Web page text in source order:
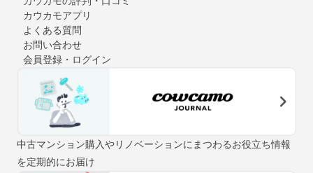
カウカモアプリ
よくある質問
お問い合わせ
会員登録・ログイン
中古マンション購入やリノベーションにまつわるお役立ち情報
を定期的にお届け